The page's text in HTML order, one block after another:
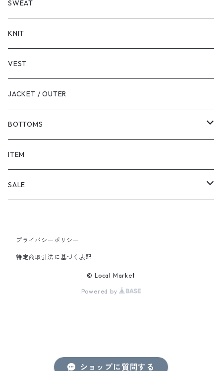
ショップに質問する
LONG SLEEVE
SHORT SLEEVE
LONG SLEEVE
SWEAT
KNIT
VEST
JACKET / OUTER
BOTTOMS
SHORTS
PANTS
ITEM
SALE
PANTS
プライバシーポリシー
特定商取引法に基づく表記
© Local Market
Powered by